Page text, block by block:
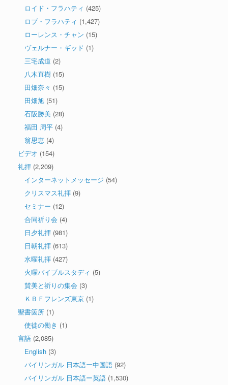
ロイド・フラハティ (425)
ロブ・フラハティ (1,427)
ローレンス・チャン (15)
ヴェルナー・ギッド (1)
三宅成道 (2)
八木直樹 (15)
田畑奈々 (15)
田畑旭 (51)
石阪勝美 (28)
福田 周平 (4)
翁思恵 (4)
ビデオ (154)
礼拝 (2,209)
インターネットメッセージ (54)
クリスマス礼拝 (9)
セミナー (12)
合同祈り会 (4)
日夕礼拝 (981)
日朝礼拝 (613)
水曜礼拝 (427)
火曜バイブルスタディ (5)
賛美と祈りの集会 (3)
ＫＢＦフレンズ東京 (1)
聖書箇所 (1)
使徒の働き (1)
言語 (2,085)
English (3)
バイリンガル 日本語ー中国語 (92)
バイリンガル 日本語ー英語 (1,530)